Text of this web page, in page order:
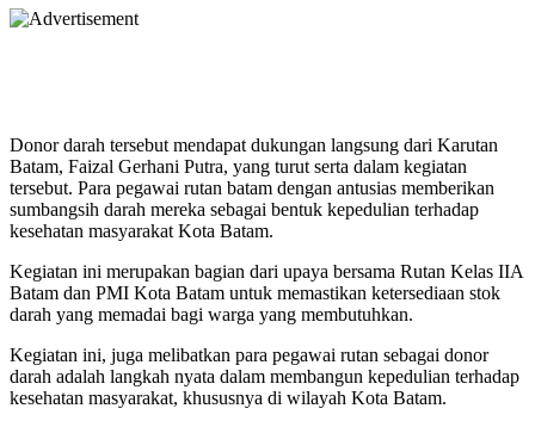
Donor darah tersebut mendapat dukungan langsung dari Karutan
Batam, Faizal Gerhani Putra, yang turut serta dalam kegiatan
tersebut. Para pegawai rutan batam dengan antusias memberikan
sumbangsih darah mereka sebagai bentuk kepedulian terhadap
kesehatan masyarakat Kota Batam.
Kegiatan ini merupakan bagian dari upaya bersama Rutan Kelas IIA
Batam dan PMI Kota Batam untuk memastikan ketersediaan stok
darah yang memadai bagi warga yang membutuhkan.
Kegiatan ini, juga melibatkan para pegawai rutan sebagai donor
darah adalah langkah nyata dalam membangun kepedulian terhadap
kesehatan masyarakat, khususnya di wilayah Kota Batam.